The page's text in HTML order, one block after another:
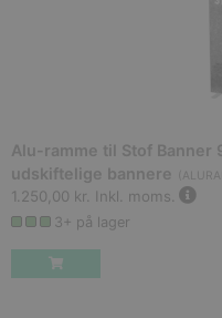
Alu-ramme til Stof Banner
udskiftelige bannere
1.250,00 kr. Inkl. moms.
3+ på lager